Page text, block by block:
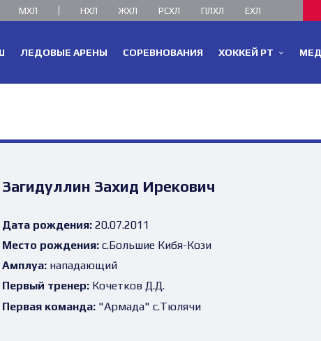
МХЛ НХЛ ЖХЛ РСХЛ ПЛХЛ ЕХЛ
ЛЕДОВЫЕ АРЕНЫ СОРЕВНОВАНИЯ ХОККЕЙ РТ
Загидуллин Захид Ирекович
Дата рождения:20.07.2011
Место рождения:с.Большие Кибя-Кози
Амплуа:нападающий
Первый тренер:Кочетков Д.Д.
Первая команда:"Армада" с.Тюлячи